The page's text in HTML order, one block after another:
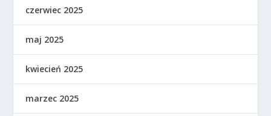
czerwiec 2025
maj 2025
kwiecień 2025
marzec 2025